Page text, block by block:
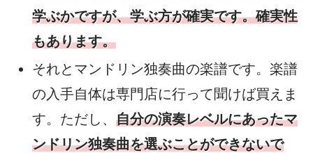
学ぶかですが、学ぶ方が確実です。確実性
もあります。
それとマンドリン独奏曲の楽譜です。楽譜
の入手自体は専門店に行って聞けば買えま
す。ただし、 自分の演奏レベルにあったマ
ンドリン独奏曲を選ぶことができないで